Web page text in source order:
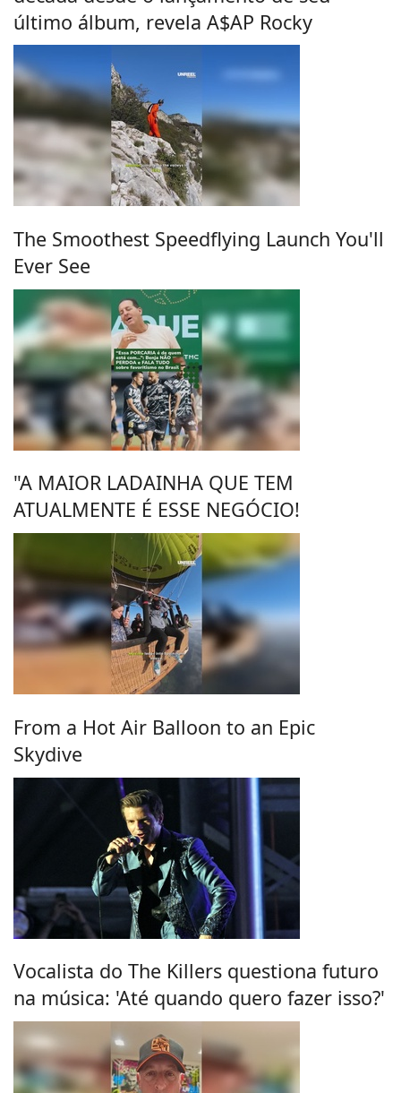
último álbum, revela A$AP Rocky
The Smoothest Speedflying Launch You'll
Ever See
"A MAIOR LADAINHA QUE TEM
ATUALMENTE É ESSE NEGÓCIO!
From a Hot Air Balloon to an Epic
Skydive
Vocalista do The Killers questiona futuro
na música: 'Até quando quero fazer isso?'